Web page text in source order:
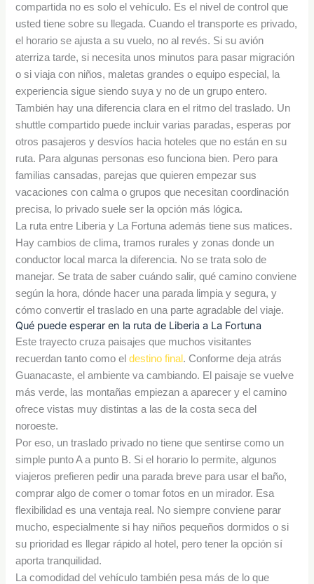
compartida no es solo el vehículo. Es el nivel de control que
usted tiene sobre su llegada. Cuando el transporte es privado,
el horario se ajusta a su vuelo, no al revés. Si su avión
aterriza tarde, si necesita unos minutos para pasar migración
o si viaja con niños, maletas grandes o equipo especial, la
experiencia sigue siendo suya y no de un grupo entero.
También hay una diferencia clara en el ritmo del traslado. Un
shuttle compartido puede incluir varias paradas, esperas por
otros pasajeros y desvíos hacia hoteles que no están en su
ruta. Para algunas personas eso funciona bien. Pero para
familias cansadas, parejas que quieren empezar sus
vacaciones con calma o grupos que necesitan coordinación
precisa, lo privado suele ser la opción más lógica.
La ruta entre Liberia y La Fortuna además tiene sus matices.
Hay cambios de clima, tramos rurales y zonas donde un
conductor local marca la diferencia. No se trata solo de
manejar. Se trata de saber cuándo salir, qué camino conviene
según la hora, dónde hacer una parada limpia y segura, y
cómo convertir el traslado en una parte agradable del viaje.
Qué puede esperar en la ruta de Liberia a La Fortuna
Este trayecto cruza paisajes que muchos visitantes
recuerdan tanto como eldestino final . Conforme deja atrás
Guanacaste, el ambiente va cambiando. El paisaje se vuelve
más verde, las montañas empiezan a aparecer y el camino
ofrece vistas muy distintas a las de la costa seca del
noroeste.
Por eso, un traslado privado no tiene que sentirse como un
simple punto A a punto B. Si el horario lo permite, algunos
viajeros prefieren pedir una parada breve para usar el baño,
comprar algo de comer o tomar fotos en un mirador. Esa
flexibilidad es una ventaja real. No siempre conviene parar
mucho, especialmente si hay niños pequeños dormidos o si
su prioridad es llegar rápido al hotel, pero tener la opción sí
aporta tranquilidad.
La comodidad del vehículo también pesa más de lo que